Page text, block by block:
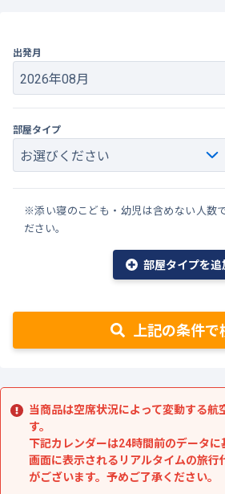
出発月
部屋タイプ
※添い寝のこども・幼児は含めない人数
ださい。
部屋タイプを追
上記の条件で
当商品は空席状況によって変動する航
す。
下記カレンダーは24時間前のデータ
画面に表示されるリアルタイムの旅行
がございます。予めご了承ください。